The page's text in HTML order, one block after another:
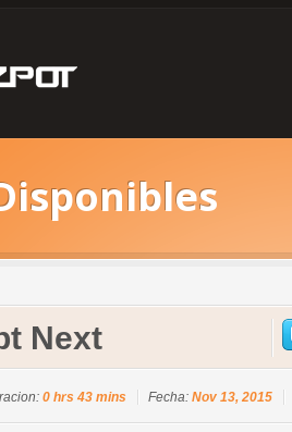
Next
0 hrs 43 mins Fecha: Nov 13, 2015